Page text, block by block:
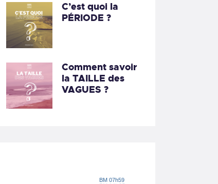
C’est quoi la
PÉRIODE ?
Comment savoir
la TAILLE des
VAGUES ?